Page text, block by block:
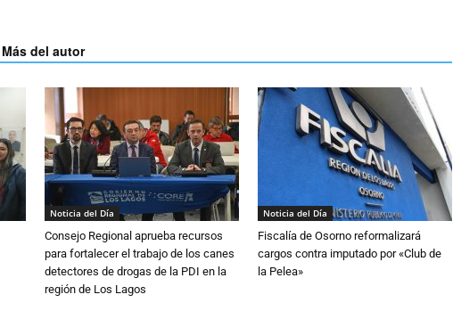
Más del autor
Noticia del Día
Consejo Regional aprueba recursos
para fortalecer el trabajo de los canes
detectores de drogas de la PDI en la
región de Los Lagos
Noticia del Día
Fiscalía de Osorno reformalizará
cargos contra imputado por «Club de
la Pelea»